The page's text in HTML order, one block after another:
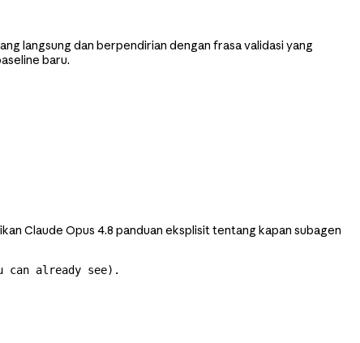
langsung dan berpendirian dengan frasa validasi yang
baru.
Claude Opus 4.8 panduan eksplisit tentang kapan subagen
can already see).